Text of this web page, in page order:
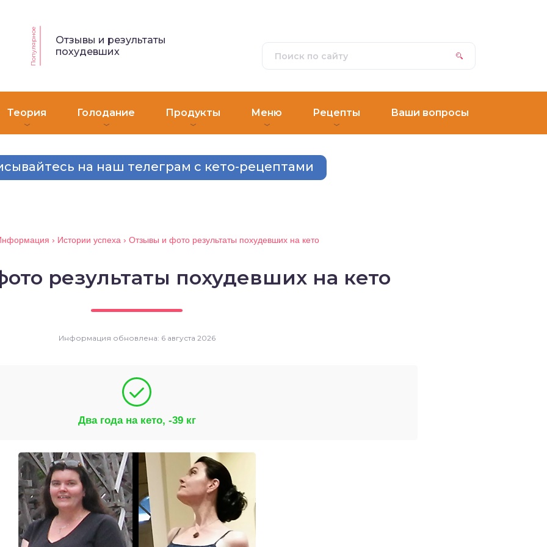
Популярное
Отзывы и результаты
похудевших
Теория Голодание Продукты Меню Рецепты Ваши вопросы
на наш телеграм с кето-рецептами
› Истории успеха › Отзывы и фото результаты похудевших на кето
результаты похудевших на кето
Информация обновлена: 6 августа 2026
Два года на кето, -39 кг